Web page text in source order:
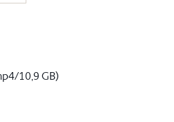
10,9 GB)